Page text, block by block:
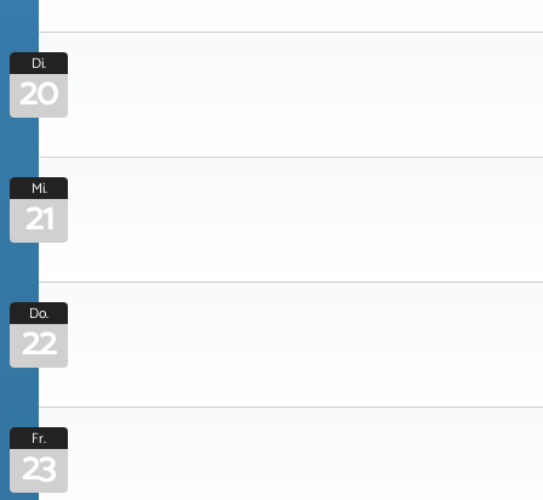
Di.
20
Mi.
21
Do.
22
Fr.
23